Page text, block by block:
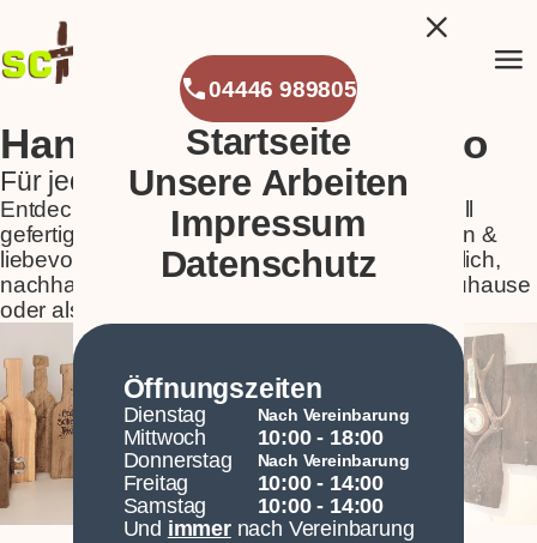
menu
close
phone04446 989805
Startseite
Unsere Arbeiten
Impressum
Datenschutz
Öffnungszeiten
Dienstag Nach Vereinbarung
Mittwoch
10:00 - 18:00
Donnerstag
Nach Vereinbarung
Freitag
10:00 - 14:00
Samstag
10:00 - 14:00
Und immernach Vereinbarung
arrow_back arrow_forward
Werkstatt in Hausstette
Arbeiten ansehen
Handgemachte Holzdeko
Für jeden Anlass etwas dabei
Entdecke einzigartige Deko aus Holz, kunstvoll
gefertigte Holzskulpturen, kreative Holzarbeiten &
liebevolle Geschenkideen zur Hochzeit. Natürlich,
nachhaltig und Handarbeit - perfekt für dein Zuhause
oder als persönliches Geschenk.